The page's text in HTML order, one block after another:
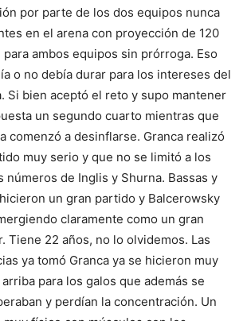
por parte de los dos equipos nunca
en el arena con proyección de 120
para ambos equipos sin prórroga. Eso
o no debía durar para los intereses del
Si bien aceptó el reto y supo mantener
un segundo cuarto mientras que
comenzó a desinflarse. Granca realizó
muy serio y que no se limitó a los
números de Inglis y Shurna. Bassas y
un gran partido y Balcerowsky
claramente como un gran
Tiene 22 años, no lo olvidemos. Las
ya tomó Granca ya se hicieron muy
para los galos que además se
y perdían la concentración. Un